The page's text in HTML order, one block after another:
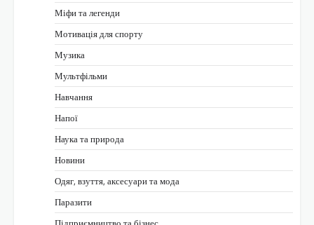
Міфи та легенди
Мотивація для спорту
Музика
Мультфільми
Навчання
Напої
Наука та природа
Новини
Одяг, взуття, аксесуари та мода
Паразити